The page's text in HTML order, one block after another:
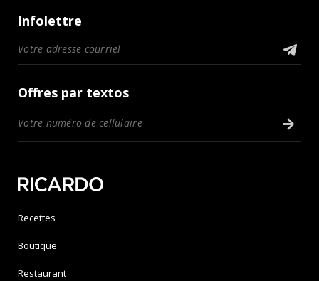
Infolettre
Offres par textos
Recettes
Boutique
Restaurant